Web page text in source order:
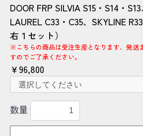
DOOR FRP SILVIA S15・S14・S13
LAUREL C33・C35、SKYLINE
右１セット）
※こちらの商品は受注生産となります、発送
すのでご了承ください。
￥96,800
数量